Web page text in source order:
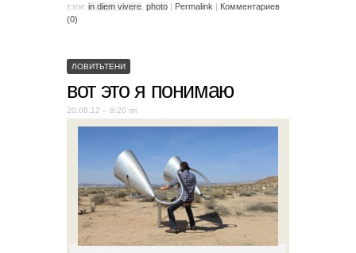
тэги: in diem vivere photo | Permalink | Комментариев
(0)
ЛОВИТЬТЕНИ
вот это я понимаю
20.08.12 – 8:20 пп